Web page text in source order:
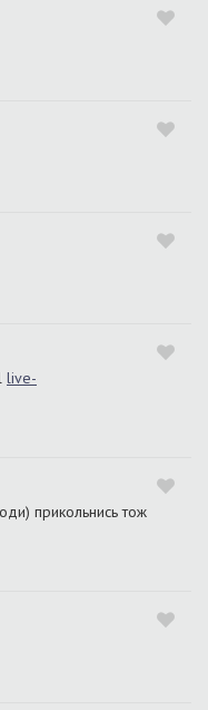
live-
прикольнись тож